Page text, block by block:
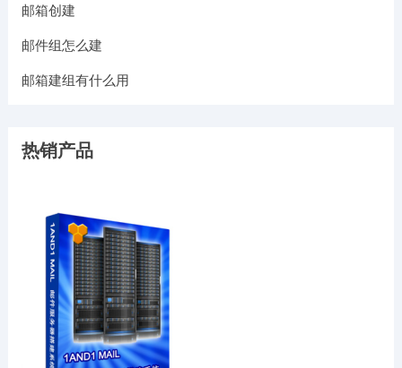
邮箱创建
邮件组怎么建
邮箱建组有什么用
热销产品